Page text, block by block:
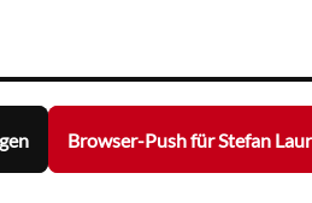
Browser-Push für Stefan